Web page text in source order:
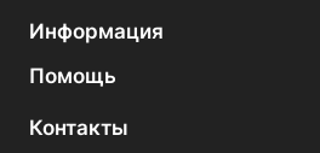
Информация
Помощь
Контакты